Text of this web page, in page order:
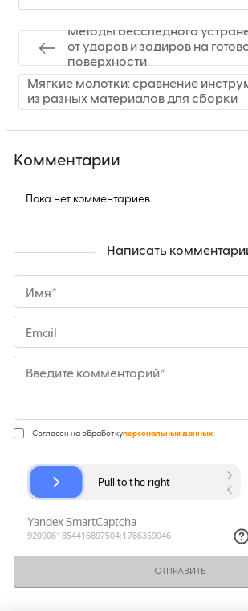
Методы бесследного
от ударов и задиров на
поверхности
Мягкие молотки: сравнение
из разных материалов для сборки
Комментарии
Пока нет комментариев
Написать
Имя*
Email
Введите комментарий*
Согласен на обработкуперсональных данных
ОТПРАВИТЬ